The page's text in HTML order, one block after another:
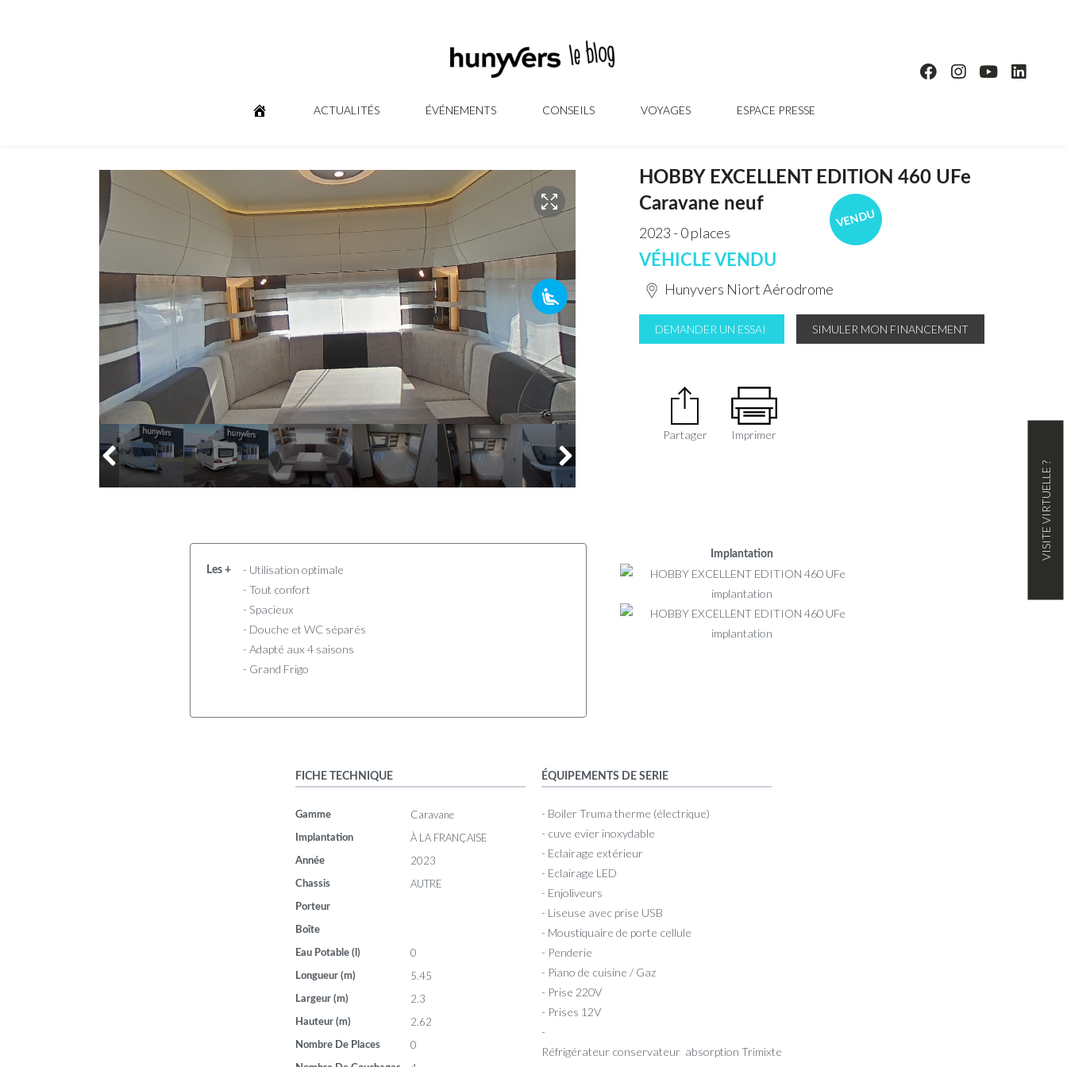
ACTUALITÉS ÉVÉNEMENTS CONSEILS VOYAGES ESPACE PRESSE
VENDU
HOBBY EXCELLENT EDITION 460 UFe
Caravane neuf
2023 - 0 places
VÉHICLE VENDU
Hunyvers Niort Aérodrome
DEMANDER UN ESSAI SIMULER MON FINANCEMENT
Partager Imprimer
Les +
- Utilisation optimale
- Tout confort
- Spacieux
- Douche et WC séparés
- Adapté aux 4 saisons
- Grand Frigo
Implantation
FICHE TECHNIQUE
Gamme Caravane
Implantation À LA FRANÇAISE
Année 2023
Chassis AUTRE
Porteur
Boîte
Eau Potable (l) 0
Longueur (m) 5.45
Largeur (m) 2.3
Hauteur (m) 2.62
Nombre De Places 0
ÉQUIPEMENTS DE SERIE
- Boiler Truma therme (électrique)
- cuve evier inoxydable
- Eclairage extérieur
- Eclairage LED
- Enjoliveurs
- Liseuse avec prise USB
- Moustiquaire de porte cellule
- Penderie
- Piano de cuisine / Gaz
- Prise 220V
- Prises 12V
-
Réfrigérateur conservateur absorption Trimixte
VISITE VIRTUELLE ?